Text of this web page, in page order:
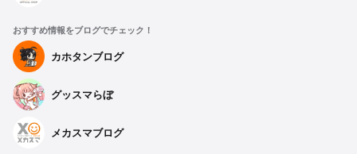
おすすめ情報をブログでチェック！
カホタンブログ
グッスマらぼ
メカスマブログ